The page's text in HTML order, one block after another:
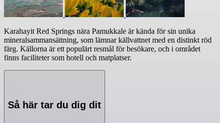
Karahayit Red Springs nära Pamukkale är kända för sin unika
mineralsammansättning, som lämnar källvattnet med en distinkt röd
färg. Källorna är ett populärt resmål för besökare, och i området
finns faciliteter som hotell och matplatser.
Så här tar du dig dit